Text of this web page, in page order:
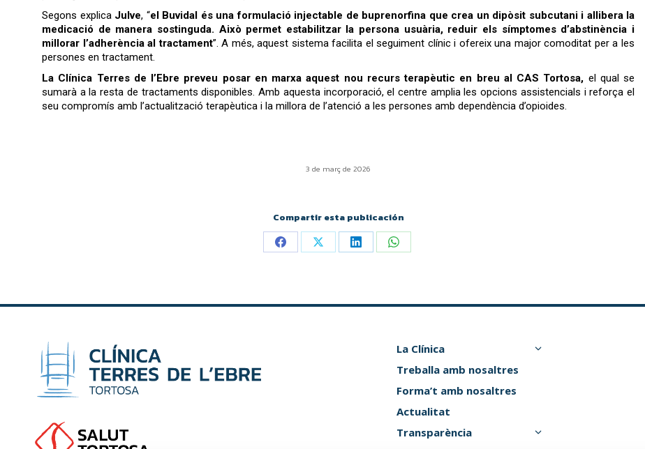
Segons explica Julve, “el Buvidal és una formulació injectable de buprenorfina que crea un dipòsit subcutani i allibera la
medicació de manera sostinguda. Això permet estabilitzar la persona usuària, reduir els símptomes d’abstinència i
millorar l’adherència al tractament”. A més, aquest sistema facilita el seguiment clínic i ofereix una major comoditat per a les
persones en tractament.
La Clínica Terres de l’Ebre preveu posar en marxa aquest nou recurs terapèutic en breu al CAS Tortosa, el qual se
sumarà a la resta de tractaments disponibles. Amb aquesta incorporació, el centre amplia les opcions assistencials i reforça el
seu compromís amb l’actualització terapèutica i la millora de l’atenció a les persones amb dependència d’opioides.
3 de març de 2026
Compartir esta publicación
La Clínica
Treballa amb nosaltres
Forma’t amb nosaltres
Actualitat
Transparència